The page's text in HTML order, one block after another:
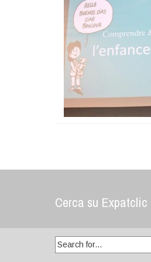
Cerca su Expatclic
Search
for: